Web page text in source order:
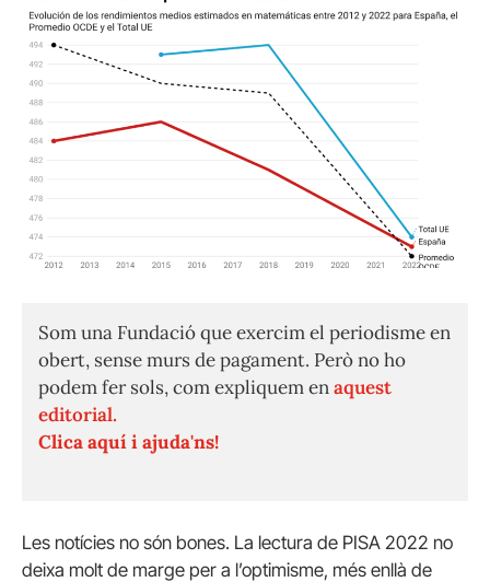
Som una Fundació que exercim el periodisme en
obert, sense murs de pagament. Però no ho
podem fer sols, com expliquem enaquest
editorial.
Clica aquí i ajuda'ns!
Les notícies no són bones. La lectura de PISA 2022 no
deixa molt de marge per a l’optimisme, més enllà de